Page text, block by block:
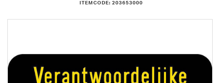
ITEMCODE: 203653000